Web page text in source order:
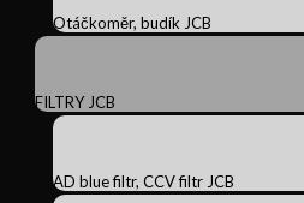
Otáčkoměr, budík JCB
FILTRY JCB
AD blue filtr, CCV filtr JCB